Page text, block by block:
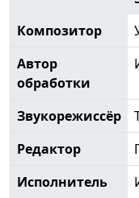
Композитор
Автор
обработки
Звукорежиссёр
Редактор
Исполнитель